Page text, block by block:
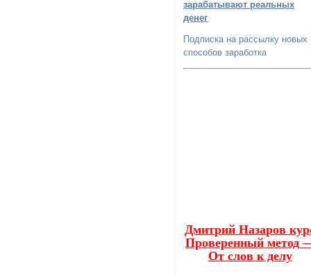
зарабатывают реальных
денег
Подписка на рассылку новых
способов заработка
Дмитрий Назаров
Проверенный метод
От слов к делу